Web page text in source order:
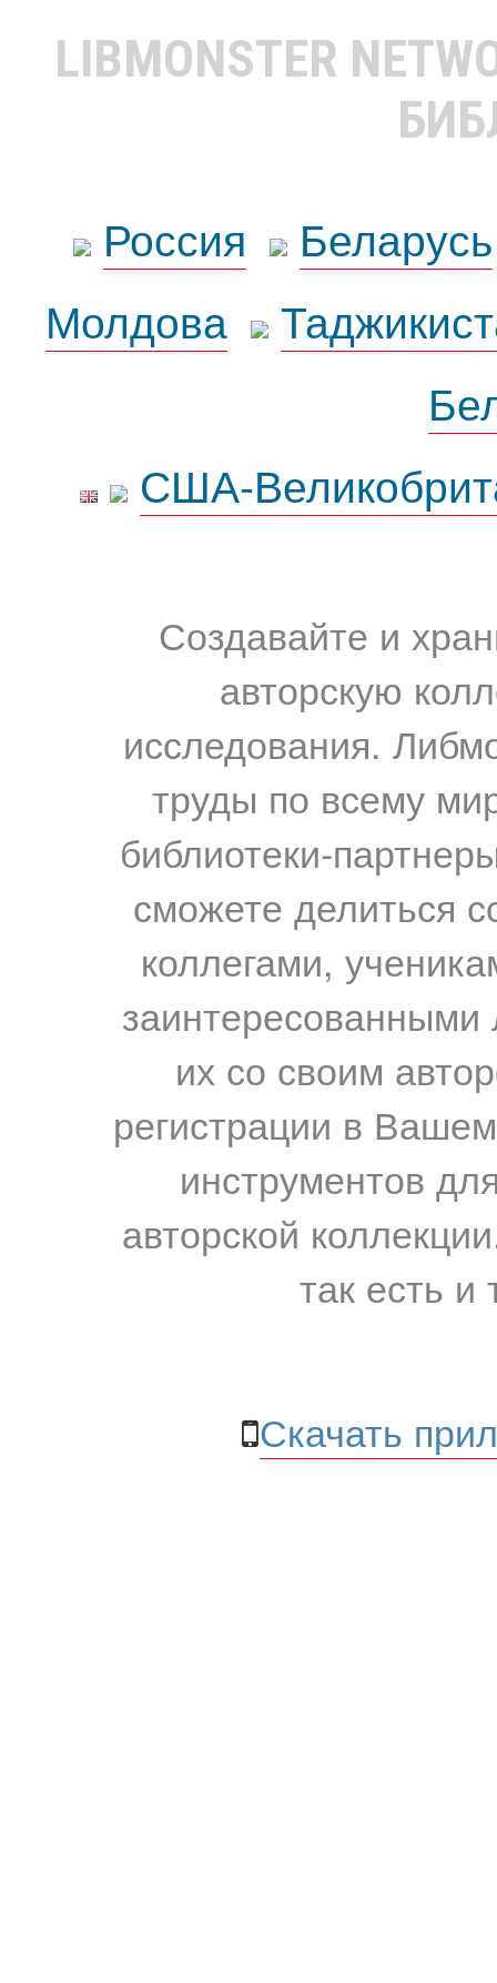
LIBMONSTER
Россия
Беларусь
Молдова
США-
Создавайте и
авторскую
исследования.
труды по всему
библиотеки-
сможете делиться
коллегами,
их со своим
регистрации в
инструментов
авторской
так есть и
Скачать